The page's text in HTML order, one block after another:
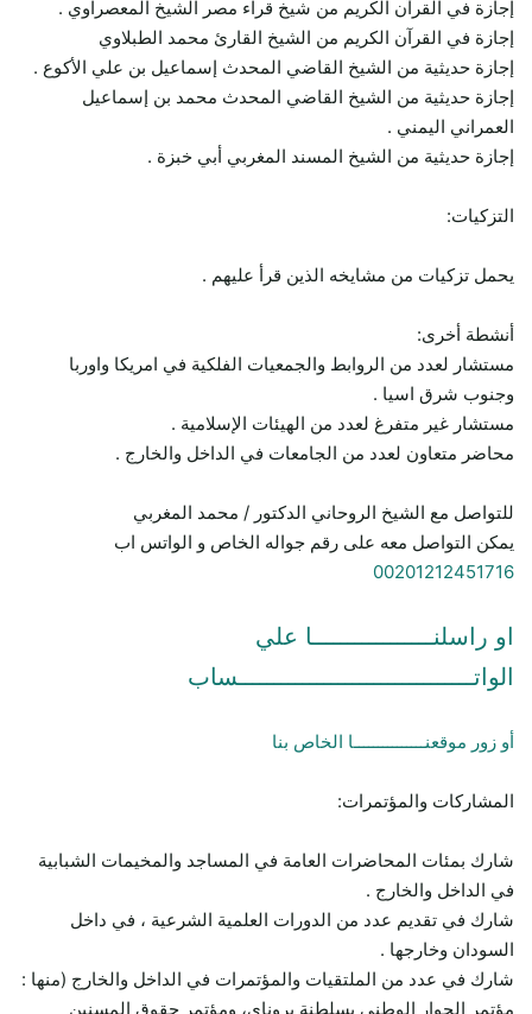
إجازة في القرآن الكريم من شيخ قراء مصر الشيخ المعصراوي .
إجازة في القرآن الكريم من الشيخ القارئ محمد الطبلاوي
إجازة حديثية من الشيخ القاضي المحدث إسماعيل بن علي الأكوع .
إجازة حديثية من الشيخ القاضي المحدث محمد بن إسماعيل
العمراني اليمني .
إجازة حديثية من الشيخ المسند المغربي أبي خبزة .
التزكيات:
يحمل تزكيات من مشايخه الذين قرأ عليهم .
أنشطة أخرى:
مستشار لعدد من الروابط والجمعيات الفلكية في امريكا واوربا
وجنوب شرق اسيا .
مستشار غير متفرغ لعدد من الهيئات الإسلامية .
محاضر متعاون لعدد من الجامعات في الداخل والخارج .
للتواصل مع الشيخ الروحاني الدكتور / محمد المغربي
يمكن التواصل معه على رقم جواله الخاص و الواتس اب
00201212451716
او راسلنـــــــــــــــــا علي
الواتـــــــــــــــــــــــــــــــــساب
أو زور موقعنـــــــــــــــا الخاص بنا
المشاركات والمؤتمرات:
شارك بمئات المحاضرات العامة في المساجد والمخيمات الشبابية
في الداخل والخارج .
شارك في تقديم عدد من الدورات العلمية الشرعية ، في داخل
السودان وخارجها .
شارك في عدد من الملتقيات والمؤتمرات في الداخل والخارج (منها :
مؤتمر الحوار الوطني بسلطنة بروناي، ومؤتمر حقوق المسنين